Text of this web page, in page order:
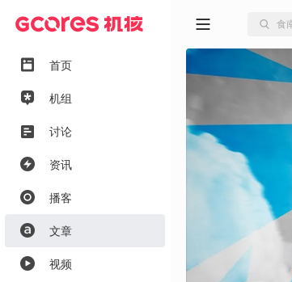
首页
机组
讨论
资讯
播客
文章
视频